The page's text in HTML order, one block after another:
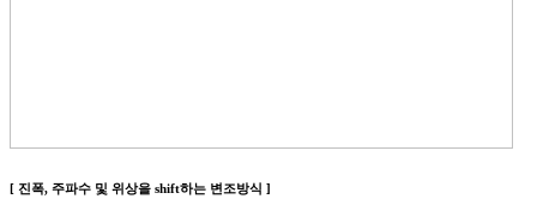
[ 진폭, 주파수 및 위상을 shift하는 변조방식 ]